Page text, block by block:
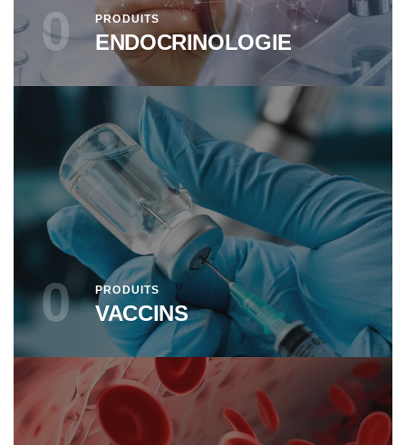
0 PRODUITS
ENDOCRINOLOGIE
0 PRODUITS
VACCINS